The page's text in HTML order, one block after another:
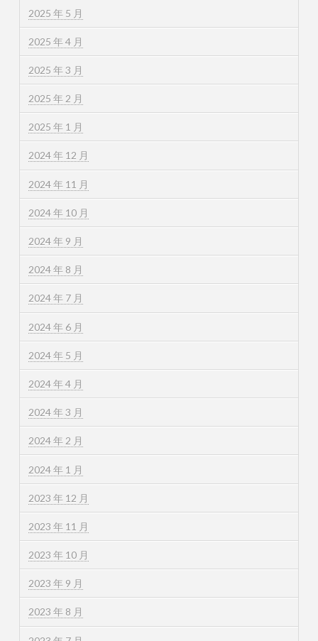
2025 年 5 月
2025 年 4 月
2025 年 3 月
2025 年 2 月
2025 年 1 月
2024 年 12 月
2024 年 11 月
2024 年 10 月
2024 年 9 月
2024 年 8 月
2024 年 7 月
2024 年 6 月
2024 年 5 月
2024 年 4 月
2024 年 3 月
2024 年 2 月
2024 年 1 月
2023 年 12 月
2023 年 11 月
2023 年 10 月
2023 年 9 月
2023 年 8 月